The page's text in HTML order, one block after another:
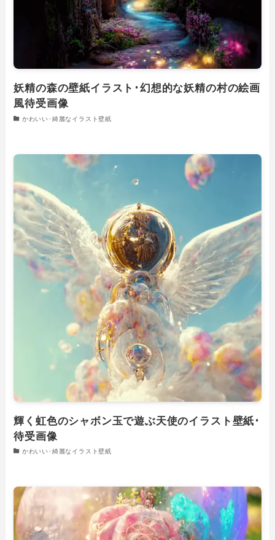
妖精の森の壁紙イラスト･幻想的な妖精の村の絵画
風待受画像
かわいい･綺麗なイラスト壁紙
輝く虹色のシャボン玉で遊ぶ天使のイラスト壁紙･
待受画像
かわいい･綺麗なイラスト壁紙